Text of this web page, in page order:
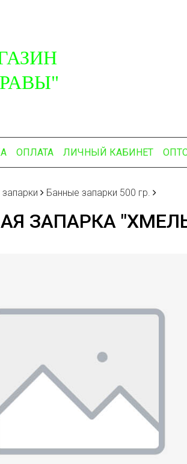
ОПЛАТА ЛИЧНЫЙ КАБИНЕТ
Банные запарки 500 гр.
ЗАПАРКА